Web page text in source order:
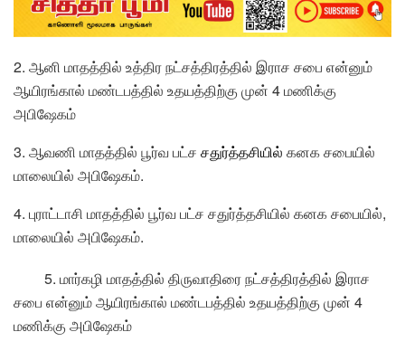
2. ஆனி மாதத்தில் உத்திர நட்சத்திரத்தில் இராச சபை என்னும்
ஆயிரங்கால் மண்டபத்தில் உதயத்திற்கு முன் 4 மணிக்கு
அபிஷேகம்
3. ஆவணி மாதத்தில் பூர்வ பட்ச சதுர்த்தசியில் கனக சபையில்
மாலையில் அபிஷேகம்.
4. புராட்டாசி மாதத்தில் பூர்வ பட்ச சதுர்த்தசியில் கனக சபையில்,
மாலையில் அபிஷேகம்.
5. மார்கழி மாதத்தில் திருவாதிரை நட்சத்திரத்தில் இராச
சபை என்னும் ஆயிரங்கால் மண்டபத்தில் உதயத்திற்கு முன் 4
மணிக்கு அபிஷேகம்